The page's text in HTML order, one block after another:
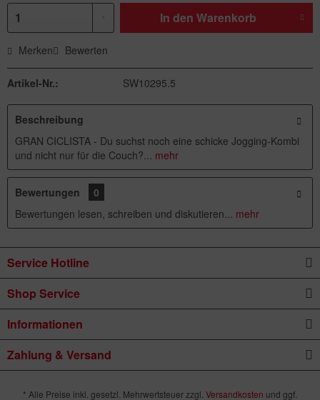
In den Warenkorb
Merken Bewerten
Artikel-Nr.: SW10295.5
Beschreibung
GRAN CICLISTA - Du suchst noch eine schicke Jogging-Kombi
und nicht nur für die Couch?... mehr
Bewertungen
0
Bewertungen lesen, schreiben und diskutieren... mehr
Service Hotline
Shop Service
Informationen
Zahlung & Versand
* Alle Preise inkl. gesetzl. Mehrwertsteuer zzgl. Versandkosten und ggf.